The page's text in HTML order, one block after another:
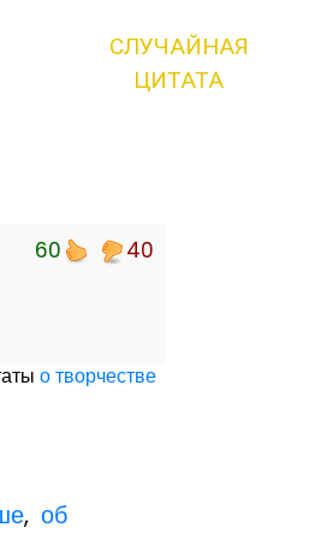
СЛУЧАЙНАЯ
ЦИТАТА
60 40
о творчестве
,об